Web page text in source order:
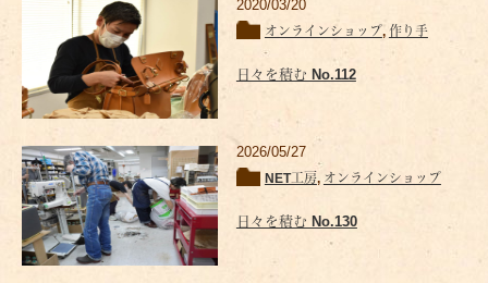
2020/03/20
オンラインショップ, 作り手
日々を積む No.112
2026/05/27
NET工房, オンラインショップ
日々を積む No.130